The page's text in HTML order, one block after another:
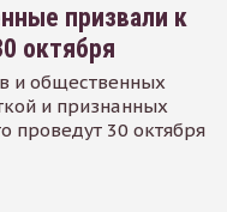
призвали к
октября
и общественных
и признанных
проведут 30 октября